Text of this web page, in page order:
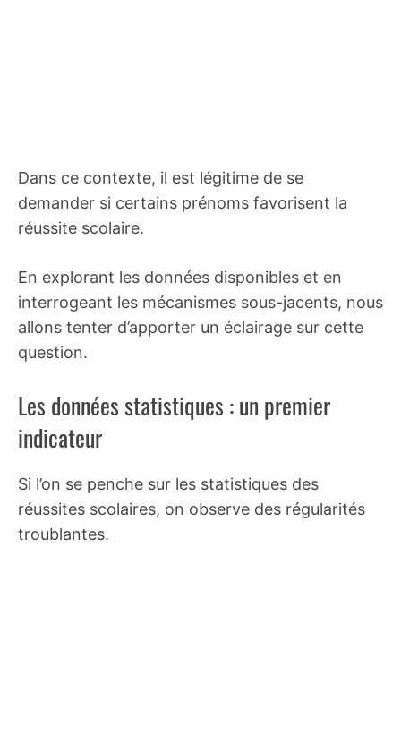
Dans ce contexte, il est légitime de se
demander si certains prénoms favorisent la
réussite scolaire.
En explorant les données disponibles et en
interrogeant les mécanismes sous-jacents, nous
allons tenter d’apporter un éclairage sur cette
question.
Les données statistiques : un premier
indicateur
Si l’on se penche sur les statistiques des
réussites scolaires, on observe des régularités
troublantes.